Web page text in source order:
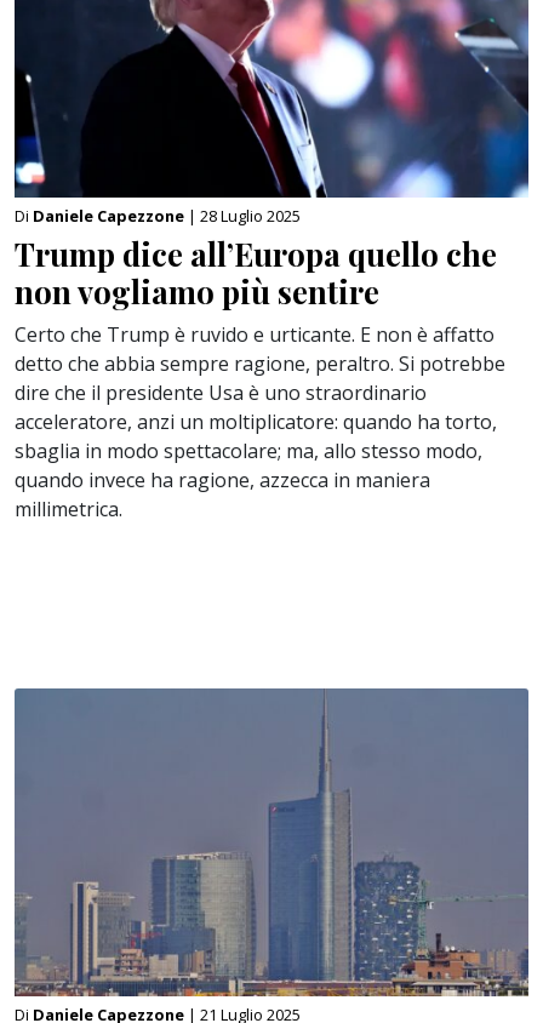
Di Daniele Capezzone | 28 Luglio 2025
Trump dice all’Europa quello che
non vogliamo più sentire
Certo che Trump è ruvido e urticante. E non è affatto
detto che abbia sempre ragione, peraltro. Si potrebbe
dire che il presidente Usa è uno straordinario
acceleratore, anzi un moltiplicatore: quando ha torto,
sbaglia in modo spettacolare; ma, allo stesso modo,
quando invece ha ragione, azzecca in maniera
millimetrica.
Di Daniele Capezzone | 21 Luglio 2025